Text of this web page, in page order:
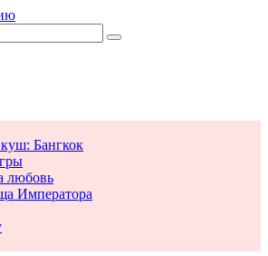
Бангкок
любовь
Императора